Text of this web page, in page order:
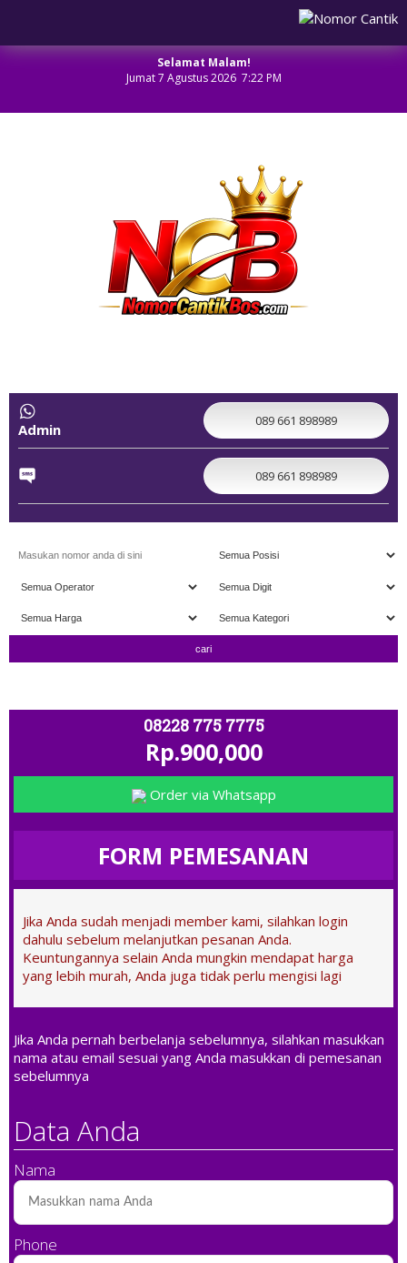
Selamat Malam!
Jumat 7 Agustus 2026 7:22 PM
Admin 089 661 898989
089 661 898989
08228 775 7775
Rp.900,000
Order via Whatsapp
FORM PEMESANAN
Jika Anda sudah menjadi member kami, silahkan login
dahulu sebelum melanjutkan pesanan Anda.
Keuntungannya selain Anda mungkin mendapat harga
yang lebih murah, Anda juga tidak perlu mengisi lagi
Jika Anda pernah berbelanja sebelumnya, silahkan masukkan
nama atau email sesuai yang Anda masukkan di pemesanan
sebelumnya
Data Anda
Nama
Phone